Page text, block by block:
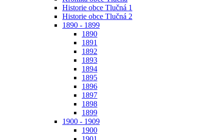
Historie obce Tlučná 1
Historie obce Tlučná 2
1890 - 1899
1890
1891
1892
1893
1894
1895
1896
1897
1898
1899
1900 - 1909
1900